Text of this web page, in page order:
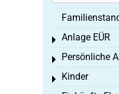
Anlage EÜR
Toggle menu
Persönliche
Toggle menu
Kinder
Toggle menu